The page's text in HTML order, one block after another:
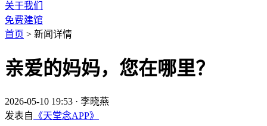
关于我们
免费建馆
首页 > 新闻详情
亲爱的妈妈，您在哪里？
2026-05-10 19:53 · 李晓燕
发表自 《天堂念APP》